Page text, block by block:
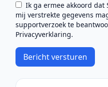
Ik ga ermee akkoord dat
mij verstrekte gegevens
supportverzoek te
Privacyverklaring.
Bericht versturen